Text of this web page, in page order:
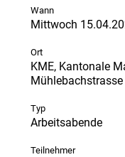
Wann
Mittwoch
Ort
KME, Kantonale
Typ
Arbeitsabende
Teilnehmer